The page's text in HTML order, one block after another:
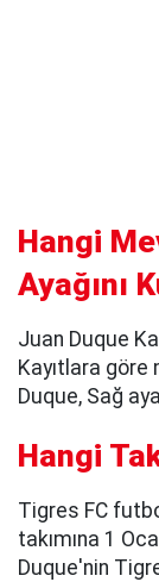
Hangi
Ayağını
Juan Duque
Kayıtlara göre
Duque, Sağ
Hangi
Tigres FC
takımına 1
Duque'nin